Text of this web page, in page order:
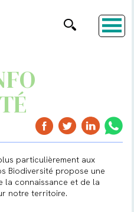
particulièrement aux
Biodiversité propose une
la connaissance et de la
notre territoire.